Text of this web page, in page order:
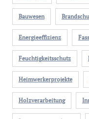
Bauwesen
Energieeffizienz
Feuchtigkeitsschutz
Heimwerkerprojekte
Holzverarbeitung